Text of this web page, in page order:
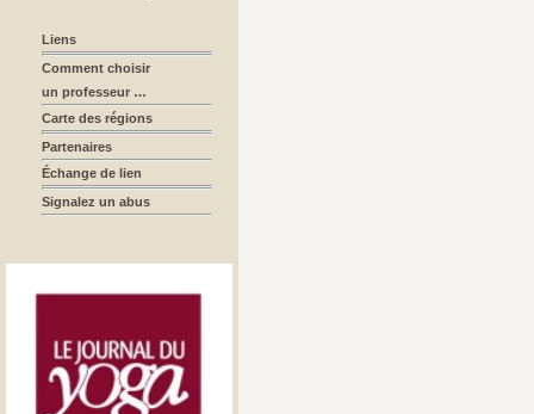
Liens
Comment choisir
un professeur …
Carte des régions
Partenaires
Échange de lien
Signalez un abus